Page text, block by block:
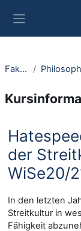
Fakultäten
der
WiSe20/
In den letzten
Streitkultur in
Fähigkeit